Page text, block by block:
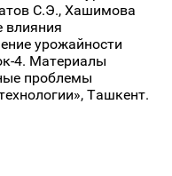
С.Э., Хашимова
влияния
урожайности
4. Материалы
проблемы
Ташкент.